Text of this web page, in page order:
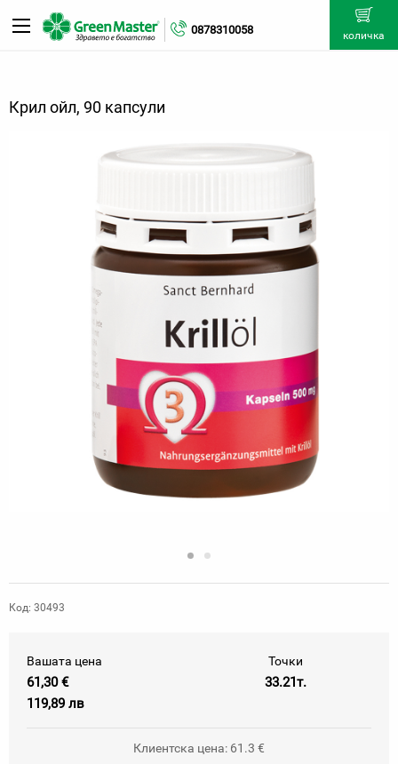
0878310058 количка
Крил ойл, 90 капсули
Код: 30493
Вашата цена
61,30 €
119,89 лв
Точки
33.21т.
Клиентска цена: 61.3 €